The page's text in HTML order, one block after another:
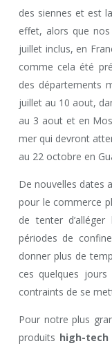
des siennes et est
effet, alors que
juillet inclus, en
comme cela été
des départements
juillet au 10 aout,
au 3 aout et en
mer qui devront
au 22 octobre en
De nouvelles dates
pour le commerce
de tenter d’alléger
périodes de
donner plus de
ces quelques
contraints de se
Pour notre plus
produits high-tech